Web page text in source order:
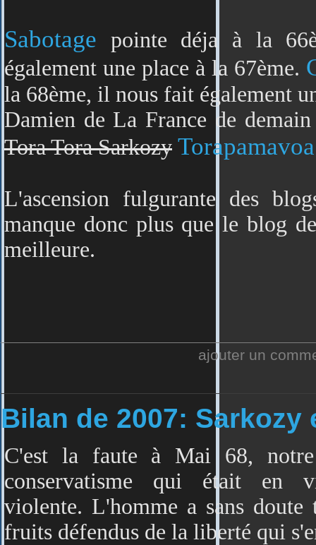
Sabotage pointe déja à la
également une place à la 67ème.
la 68ème, il nous fait également
Damien de La France de
Tora Tora Sarkozy Torapamavoa
L'ascension fulgurante des
manque donc plus que le blog
meilleure.
ajouter un
Bilan de 2007: Sarkozy
C'est la faute à Mai 68,
conservatisme qui était en
violente. L'homme a sans doute
fruits défendus de la liberté qui